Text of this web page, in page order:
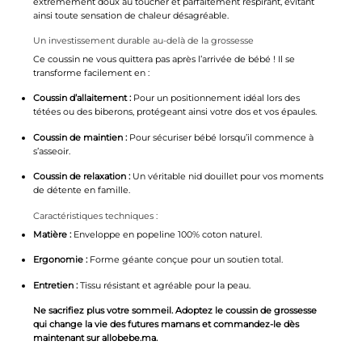
ainsi toute sensation de chaleur désagréable.
Un investissement durable au-delà de la grossesse
Ce coussin ne vous quittera pas après l’arrivée de bébé ! Il se
transforme facilement en :
Coussin d’allaitement :Pour un positionnement idéal lors des
tétées ou des biberons, protégeant ainsi votre dos et vos épaules.
Coussin de maintien :Pour sécuriser bébé lorsqu’il commence à
s’asseoir.
Coussin de relaxation :Un véritable nid douillet pour vos moments
de détente en famille.
Caractéristiques techniques :
Matière :Enveloppe en popeline 100% coton naturel.
Ergonomie :Forme géante conçue pour un soutien total.
Entretien :Tissu résistant et agréable pour la peau.
Ne sacrifiez plus votre sommeil. Adoptez le coussin de grossesse
qui change la vie des futures mamans et commandez-le dès
maintenant sur allobebe.ma.